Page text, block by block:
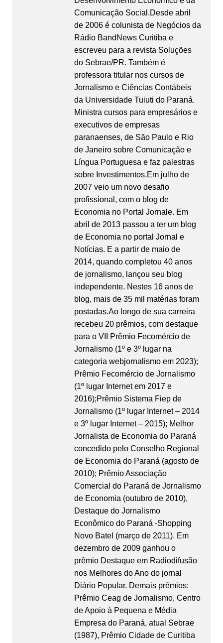
Comunicação Social.Desde abril
de 2006 é colunista de Negócios da
Rádio BandNews Curitiba e
escreveu para a revista Soluções
do Sebrae/PR. Também é
professora titular nos cursos de
Jornalismo e Ciências Contábeis
da Universidade Tuiuti do Paraná.
Ministra cursos para empresários e
executivos de empresas
paranaenses, de São Paulo e Rio
de Janeiro sobre Comunicação e
Língua Portuguesa e faz palestras
sobre Investimentos.Em julho de
2007 veio um novo desafio
profissional, com o blog de
Economia no Portal Jornale. Em
abril de 2013 passou a ter um blog
de Economia no portal Jornal e
Notícias. E a partir de maio de
2014, quando completou 40 anos
de jornalismo, lançou seu blog
independente. Nestes 16 anos de
blog, mais de 35 mil matérias foram
postadas.Ao longo de sua carreira
recebeu 20 prêmios, com destaque
para o VII Prêmio Fecomércio de
Jornalismo (1º e 3º lugar na
categoria webjornalismo em 2023);
Prêmio Fecomércio de Jornalismo
(1º lugar Internet em 2017 e
2016);Prêmio Sistema Fiep de
Jornalismo (1º lugar Internet – 2014
e 3º lugar Internet – 2015); Melhor
Jornalista de Economia do Paraná
concedido pelo Conselho Regional
de Economia do Paraná (agosto de
2010); Prêmio Associação
Comercial do Paraná de Jornalismo
de Economia (outubro de 2010),
Destaque do Jornalismo
Econômico do Paraná -Shopping
Novo Batel (março de 2011). Em
dezembro de 2009 ganhou o
prêmio Destaque em Radiodifusão
nos Melhores do Ano do jornal
Diário Popular. Demais prêmios:
Prêmio Ceag de Jornalismo, Centro
de Apoio à Pequena e Média
Empresa do Paraná, atual Sebrae
(1987), Prêmio Cidade de Curitiba